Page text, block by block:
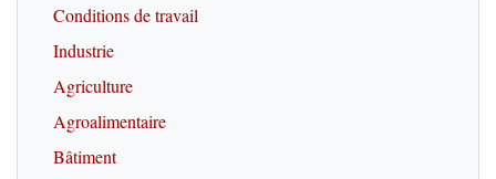
Conditions de travail
Industrie
Agriculture
Agroalimentaire
Bâtiment